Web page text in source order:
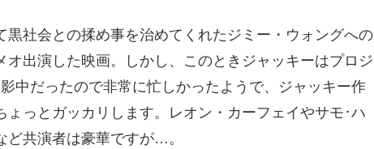
黒社会との揉め事を治めてくれたジミー・ウォングへの
オ出演した映画。しかし、このときジャッキーはプロジ
中だったので非常に忙しかったようで、ジャッキー作
ょっとガッカリします。レオン・カーフェイやサモ･ハ
ど共演者は豪華ですが…。